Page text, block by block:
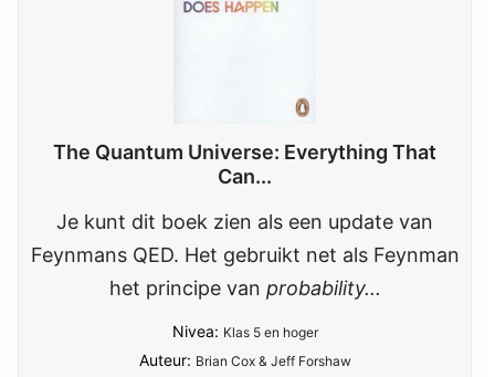
The Quantum Universe: Everything That
Can...
Je kunt dit boek zien als een update van
Feynmans QED. Het gebruikt net als Feynman
het principe van probability...
Nivea: Klas 5 en hoger
Auteur: Brian Cox & Jeff Forshaw